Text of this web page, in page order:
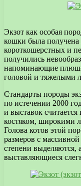
Экзот как особая
кошки была
короткошерстных и
получились
напоминающие
головой и тяжелыми
Стандарты породы
по истечении 2000
и выставок
костяком, широкими
Голова котов этой
размеров с
степени выделяются,
выставляющиеся